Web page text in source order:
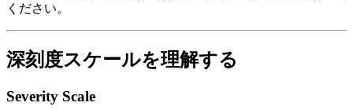
ください。
深刻度スケールを理解する
Severity Scale